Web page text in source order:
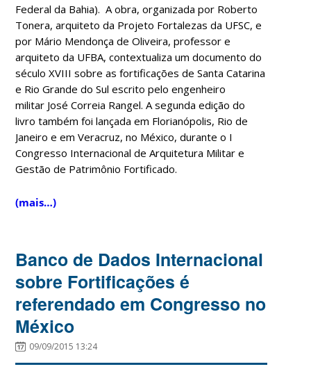
Federal da Bahia). A obra, organizada por Roberto
Tonera, arquiteto da Projeto Fortalezas da UFSC, e
por Mário Mendonça de Oliveira, professor e
arquiteto da UFBA, contextualiza um documento do
século XVIII sobre as fortificações de Santa Catarina
e Rio Grande do Sul escrito pelo engenheiro
militar José Correia Rangel. A segunda edição do
livro também foi lançada em Florianópolis, Rio de
Janeiro e em Veracruz, no México, durante o I
Congresso Internacional de Arquitetura Militar e
Gestão de Patrimônio Fortificado.
(mais…)
Banco de Dados Internacional
sobre Fortificações é
referendado em Congresso no
México
09/09/2015 13:24